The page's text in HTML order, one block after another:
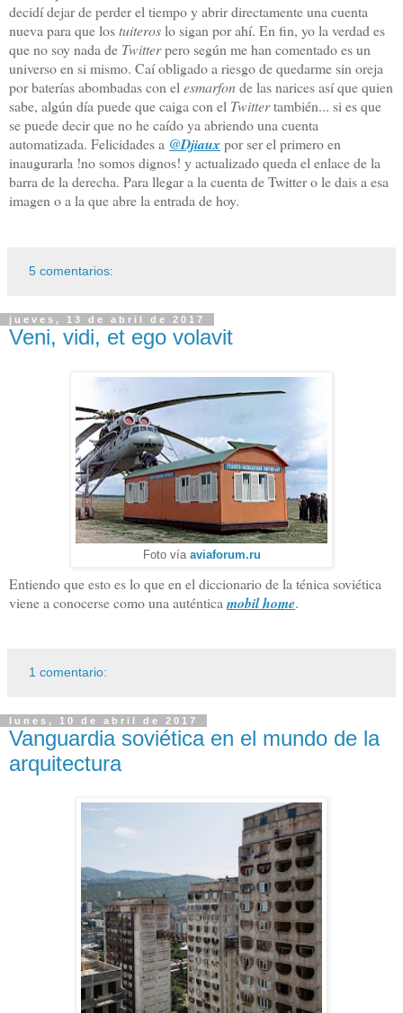
decidí dejar de perder el tiempo y abrir directamente una cuenta
nueva para que lostuiteroslo sigan por ahí. En fin, yo la verdad es
que no soy nada de Twitterpero según me han comentado es un
universo en si mismo. Caí obligado a riesgo de quedarme sin oreja
por baterías abombadas con el esmarfonde las narices así que quien
sabe, algún día puede que caiga con el Twittertambién... si es que
se puede decir que no he caído ya abriendo una cuenta
automatizada. Felicidades a @Djiauxpor ser el primero en
inaugurarla !no somos dignos! y actualizado queda el enlace de la
barra de la derecha. Para llegar a la cuenta de Twitter o le dais a esa
imagen o a la que abre la entrada de hoy.
5 comentarios:
jueves, 13 de abril de 2017
Veni, vidi, et ego volavit
Foto vía aviaforum.ru
Entiendo que esto es lo que en el diccionario de la ténica soviética
viene a conocerse como una auténtica mobil home.
1 comentario:
lunes, 10 de abril de 2017
Vanguardia soviética en el mundo de la
arquitectura